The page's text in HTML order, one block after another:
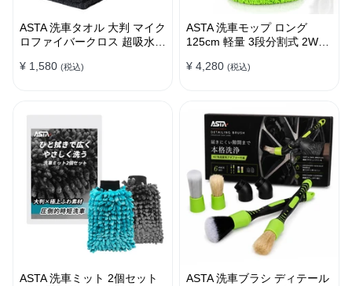
ASTA 洗車タオル 大判 マイク
ロファイバークロス 超吸水ツ
防止 両面使える
¥ 1,580 (税込)
ASTA 洗車モップ ロング
125cm 軽量 3段分割式 2WAY
マイクロファイバー 脚立不要
フ・ボディ対応
¥ 4,280 (税込)
ASTA 洗車ミット 2個セット
ASTA 洗車ブラシ ディテール